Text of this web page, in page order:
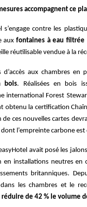
accompagnent ce
s’engage contre les
auxfontaines à eau filtrée
réutilisable vendue à la
d’accès aux chambres
bois. Réalisées en bois
international Forest
obtenu la certification
de ces nouvelles cartes
l’empreinte carbone est
avait posé les
en installations neutres en
britanniques.
les chambres et le
réduire de 42 % le volume